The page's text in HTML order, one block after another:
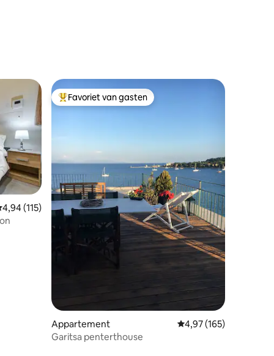
beoordeling van 4,94 op 5, 115 recensies
4,94 (115)
Topfavoriet van gasten
Favoriet van gasten
Appartement Gemiddelde
4,97 (165)
Garitsa penterthouse